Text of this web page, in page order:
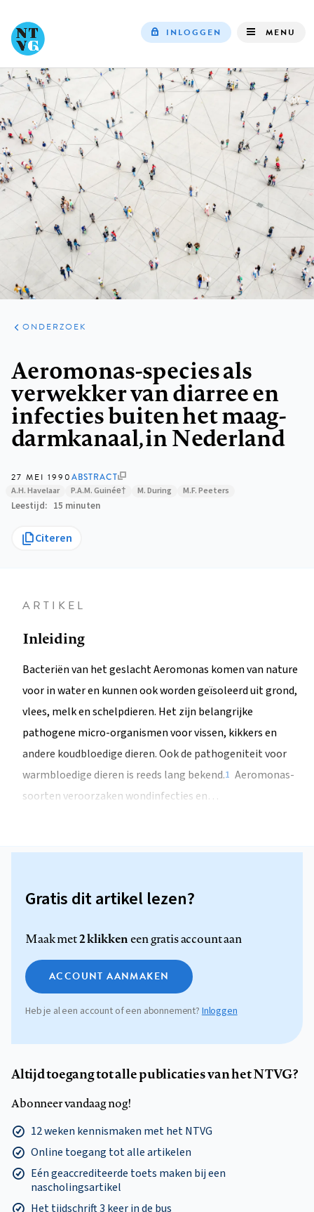
navigation
INLOGGEN MENU
Kruimelpad
ONDERZOEK
Aeromonas-species als
verwekker van diarree en
infecties buiten het maag-
darmkanaal, in Nederland
27 MEI 1990 ABSTRACT
A.H. Havelaar P.A.M. Guinée† M. During M.F. Peeters
Leestijd 15 minuten
Citeren
ARTIKEL
Inleiding
Bacteriën van het geslacht Aeromonas komen van nature
voor in water en kunnen ook worden geïsoleerd uit grond,
vlees, melk en schelpdieren. Het zijn belangrijke
pathogene micro-organismen voor vissen, kikkers en
andere koudbloedige dieren. Ook de pathogeniteit voor
warmbloedige dieren is reeds lang bekend. 1 Aeromonas-
soorten veroorzaken wondinfecties en…
Gratis dit artikel lezen?
Maak met2 klikken een gratis account aan
ACCOUNT AANMAKEN
Heb je al een account of een abonnement? Inloggen
Altijd toegang tot alle publicaties van het NTVG?
Abonneer vandaag nog!
12 weken kennismaken met het NTVG
Online toegang tot alle artikelen
Eén geaccrediteerde toets maken bij een
nascholingsartikel
Het tijdschrift 3 keer in de bus